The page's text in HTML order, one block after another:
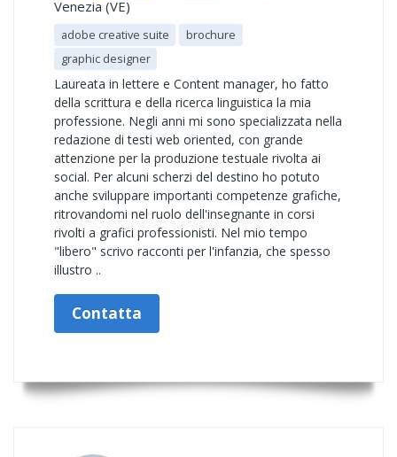
Venezia (VE)
adobe creative suite
brochure
graphic designer
Laureata in lettere e Content manager, ho fatto
della scrittura e della ricerca linguistica la mia
professione. Negli anni mi sono specializzata nella
redazione di testi web oriented, con grande
attenzione per la produzione testuale rivolta ai
social. Per alcuni scherzi del destino ho potuto
anche sviluppare importanti competenze grafiche,
ritrovandomi nel ruolo dell'insegnante in corsi
rivolti a grafici professionisti. Nel mio tempo
"libero" scrivo racconti per l'infanzia, che spesso
illustro ..
Contatta